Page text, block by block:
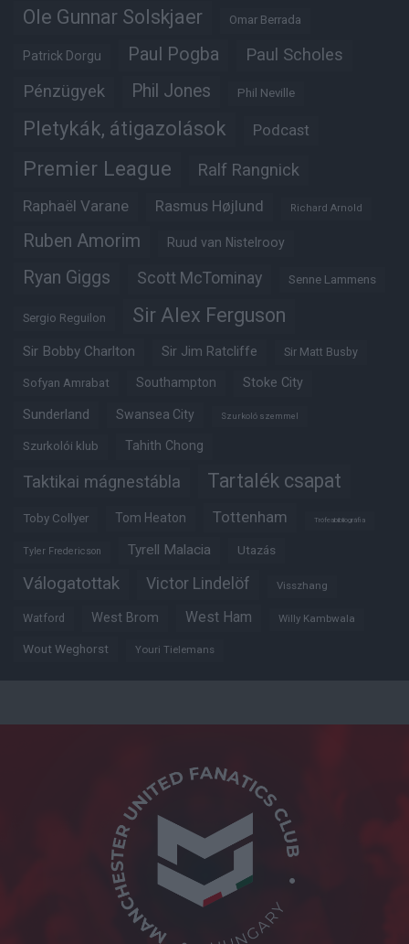
Ole Gunnar Solskjaer Omar Berrada
Patrick Dorgu Paul Pogba Paul Scholes
Pénzügyek Phil Jones Phil Neville
Pletykák, átigazolások Podcast
Premier League Ralf Rangnick
Raphaël Varane Rasmus Højlund Richard Arnold
Ruben Amorim Ruud van Nistelrooy
Ryan Giggs Scott McTominay Senne Lammens
Sergio Reguilon Sir Alex Ferguson
Sir Bobby Charlton Sir Jim Ratcliffe Sir Matt Busby
Sofyan Amrabat Southampton Stoke City
Sunderland Swansea City Szurkoló szemmel
Szurkolói klub Tahith Chong
Taktikai mágnestábla Tartalék csapat
Toby Collyer Tom Heaton Tottenham Trófeabibliográfia
Tyler Fredericson Tyrell Malacia Utazás
Válogatottak Victor Lindelöf Visszhang
Watford West Brom West Ham Willy Kambwala
Wout Weghorst Youri Tielemans